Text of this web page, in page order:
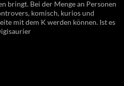
bringt. Bei der Menge an Personen
komisch, kurios und
mit dem K werden können. Ist es